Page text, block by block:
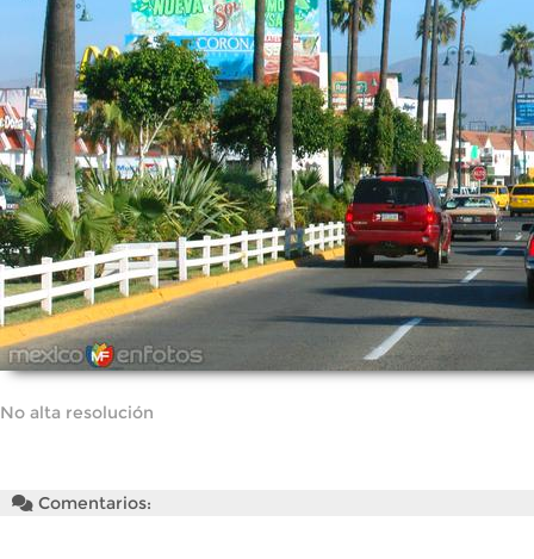
No alta resolución
Comentarios: